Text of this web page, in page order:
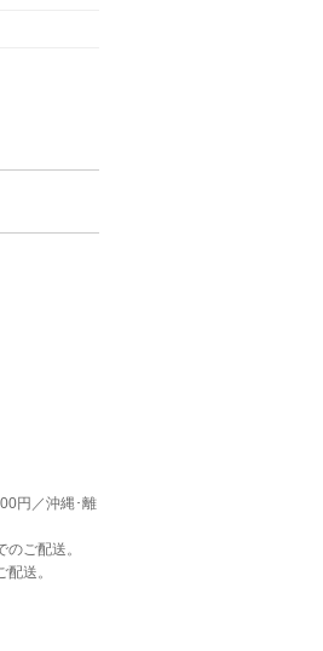
円／沖縄･離
ご配送。
送。